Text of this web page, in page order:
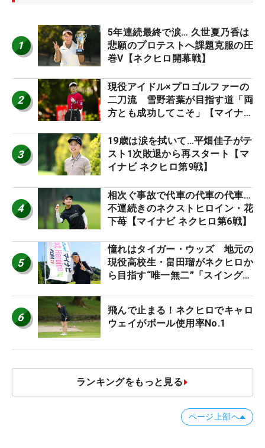
1
5年連続最終で涙… 久世夏乃香は
悲願のプロテストへ課題克服の圧
巻V【ネクヒロ開幕戦】
2
現役アイドル×プロゴルファーの
二刀流 雪野若葉が目指す道「両
方とも成功してこそ」【マイナビ
3
19歳は涙を拭いて…平畑佳子がテ
スト1次敗退から再スタート【マ
イナビ ネクヒロ第9戦】
4
相次ぐ事故で代車の代車の代車…
不運続きのネクストヒロイン・花
下苺【マイナビ ネクヒロ第6戦】
5
憧れはタイガー・ウッズ 地元の
現役高校生・畠田瑠がネクヒロか
ら目指す“唯一無二”「スイングは
6
飛んで止まる！ネクヒロでキャロ
ウェイがボール使用率No.1
ランキングをもっと見る
ページ上部へ